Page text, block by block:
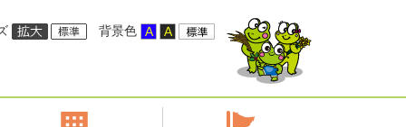
背景色